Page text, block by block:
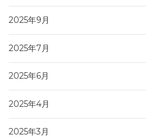
2025年9月
2025年7月
2025年6月
2025年4月
2025年3月